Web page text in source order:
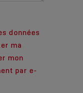
données
ma
mon
par e-